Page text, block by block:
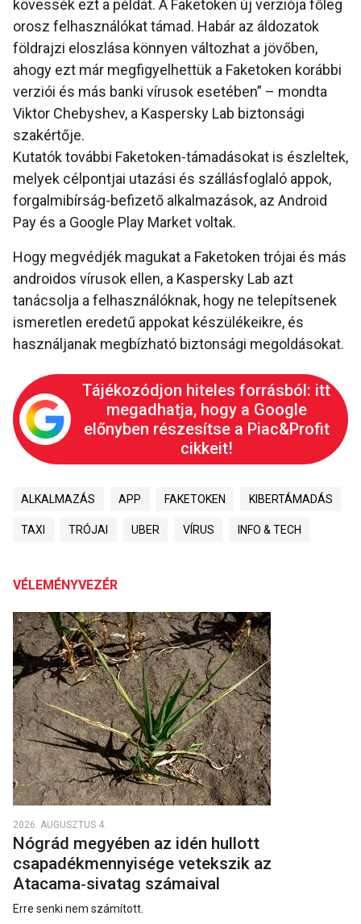
kövessék ezt a példát. A Faketoken új verziója főleg
orosz felhasználókat támad. Habár az áldozatok
földrajzi eloszlása könnyen változhat a jövőben,
ahogy ezt már megfigyelhettük a Faketoken korábbi
verziói és más banki vírusok esetében” – mondta
Viktor Chebyshev, a Kaspersky Lab biztonsági
szakértője.
Kutatók további Faketoken-támadásokat is észleltek,
melyek célpontjai utazási és szállásfoglaló appok,
forgalmibírság-befizető alkalmazások, az Android
Pay és a Google Play Market voltak.
Hogy megvédjék magukat a Faketoken trójai és más
androidos vírusok ellen, a Kaspersky Lab azt
tanácsolja a felhasználóknak, hogy ne telepítsenek
ismeretlen eredetű appokat készülékeikre, és
használjanak megbízható biztonsági megoldásokat.
Tájékozódjon hiteles forrásból: itt
megadhatja, hogy a Google
előnyben részesítse a Piac&Profit
cikkeit!
ALKALMAZÁS APP FAKETOKEN KIBERTÁMADÁS
TAXI TRÓJAI UBER VÍRUS INFO & TECH
VÉLEMÉNYVEZÉR
2026. AUGUSZTUS 4.
Nógrád megyében az idén hullott
csapadékmennyisége vetekszik az
Atacama‑sivatag számaival
Erre senki nem számított.